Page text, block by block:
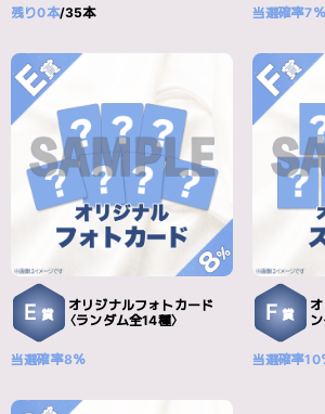
残り0本/35本 当選確率7％
E 賞
オリジナルフォトカード
〈ランダム全14種〉
当選確率8％
F 賞
当選確率10